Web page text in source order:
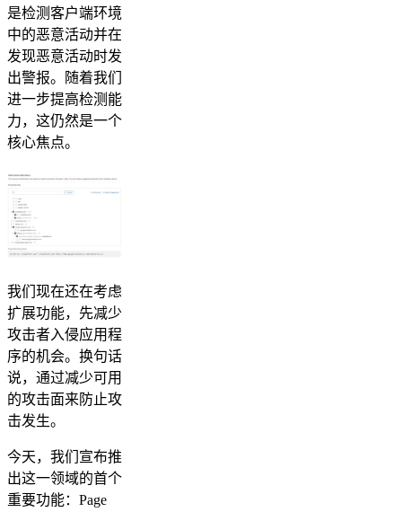
是检测客户端环境
中的恶意活动并在
发现恶意活动时发
出警报。随着我们
进一步提高检测能
力，这仍然是一个
核心焦点。
我们现在还在考虑
扩展功能，先减少
攻击者入侵应用程
序的机会。换句话
说，通过减少可用
的攻击面来防止攻
击发生。
今天，我们宣布推
出这一领域的首个
重要功能：Page